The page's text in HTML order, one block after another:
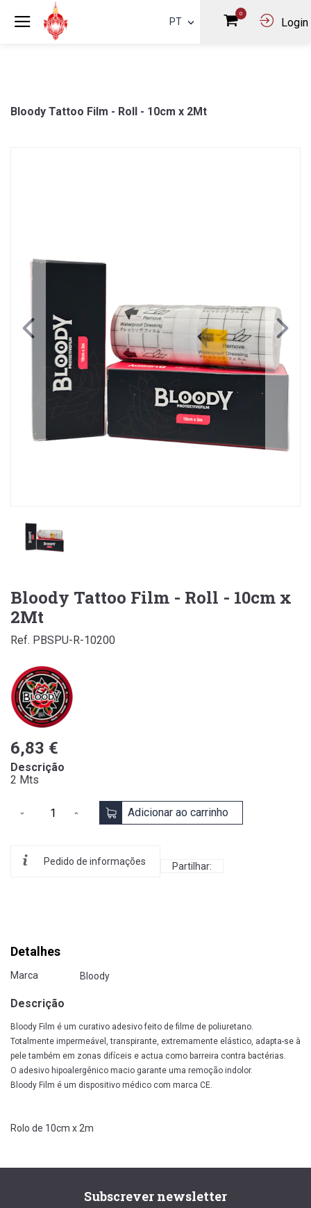
PT
0
Login
Bloody Tattoo Film - Roll - 10cm x 2Mt
Bloody Tattoo Film - Roll - 10cm x
2Mt
Ref. PBSPU-R-10200
6,83 €
Descrição
2 Mts
Adicionar ao carrinho
Pedido de informações Partilhar:
Detalhes
Marca Bloody
Descrição
Bloody Film é um curativo adesivo feito de filme de poliuretano.
Totalmente impermeável, transpirante, extremamente elástico, adapta-se à
pele também em zonas difíceis e actua como barreira contra bactérias.
O adesivo hipoalergênico macio garante uma remoção indolor.
Bloody Film é um dispositivo médico com marca CE.
Rolo de 10cm x 2m
Subscrever newsletter